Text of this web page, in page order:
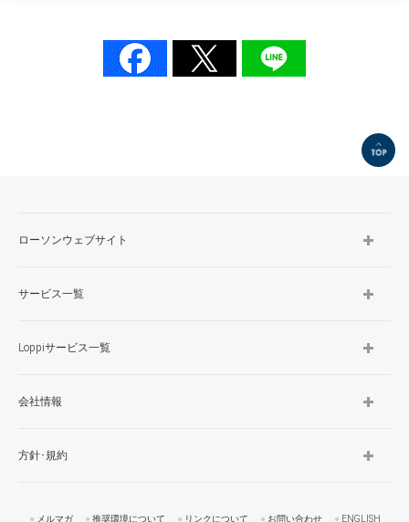
ローソンウェブサイト
サービス一覧
Loppiサービス一覧
会社情報
方針･規約
メルマガ 推奨環境について リンクについて お問い合わせ ENGLISH